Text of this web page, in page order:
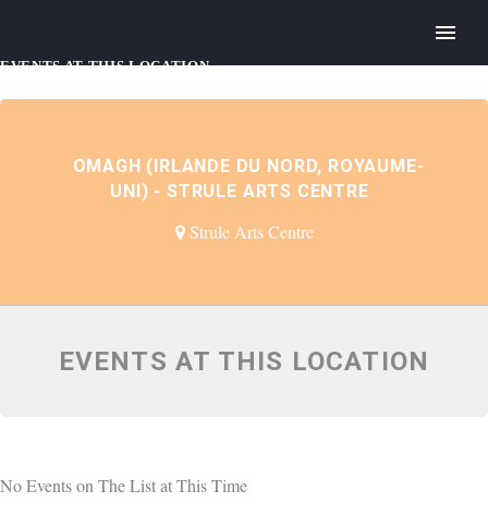
EVENTS AT THIS LOCATION
OMAGH (IRLANDE DU NORD, ROYAUME-
UNI) - STRULE ARTS CENTRE
Strule Arts Centre
EVENTS AT THIS LOCATION
No Events on The List at This Time